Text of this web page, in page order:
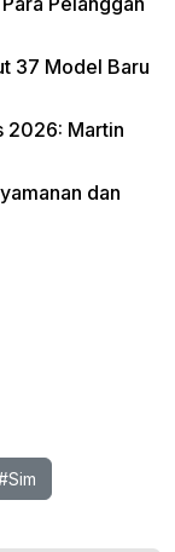
37 Model Baru
2026: Martin
dan